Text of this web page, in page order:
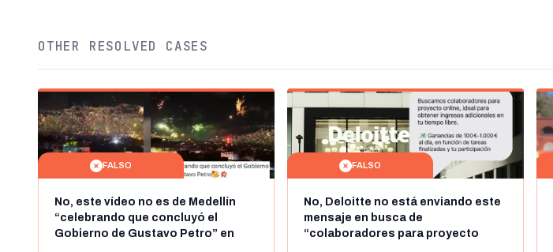
OTHER RESOLVED CASES
FALSO
No, este vídeo no es de Medellín
“celebrando que concluyó el
Gobierno de Gustavo Petro” en
FALSO
No, Deloitte no está enviando este
mensaje en busca de
“colaboradores para proyecto